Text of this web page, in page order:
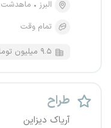
البرز
ماهدشت
تمام وقت
۹.۵ میلیون تومان
طراح
آریاک دیزاین